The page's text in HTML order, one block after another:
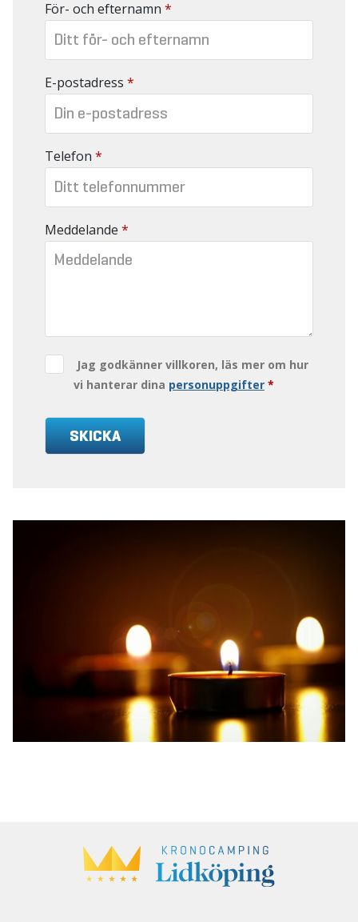
För- och efternamn *
E-postadress *
Telefon *
Meddelande *
Jag godkänner villkoren, läs mer om hur
vi hanterar dina personuppgifter *